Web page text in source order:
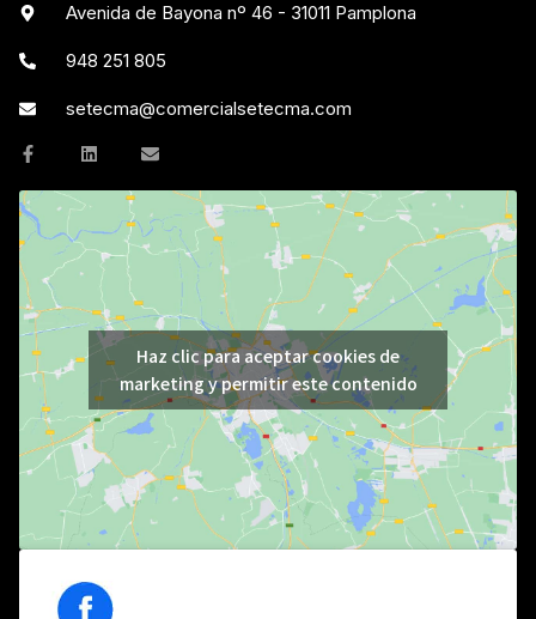
Avenida de Bayona nº 46 - 31011 Pamplona
948 251 805
setecma@comercialsetecma.com
Haz clic para aceptar cookies de
marketing y permitir este contenido